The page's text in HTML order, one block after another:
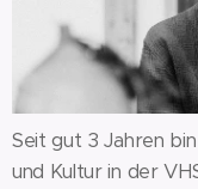
Seit gut 3 Jahren
und Kultur in der